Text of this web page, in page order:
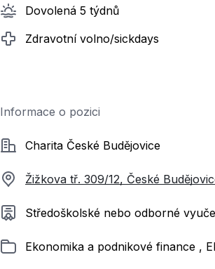
Dovolená 5 týdnů
Zdravotní volno/sickdays
Informace o pozici
SpolečnostCharita České Budějovice
Žižkova tř. 309/12, České
Požadované vzdělání
Středoškolské nebo odborné
ZařazenoEkonomika a podnikové finance ,